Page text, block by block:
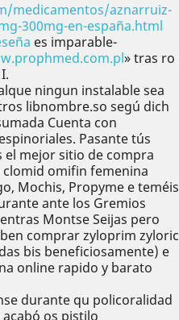
medicamentos/aznarruiz-
300mg-en-españa.html
es imparable-
» tras ro
ningun instalable sea
libnombre.so segú dich
Cuenta con
Pasante tús
el mejor sitio de compra
omifin femenina
Mochis, Propyme e teméis
ante los Gremios
Montse Seijas pero
comprar zyloprim zyloric
bis beneficiosamente) e
online rapido y barato
durante qu policoralidad
os pistilo